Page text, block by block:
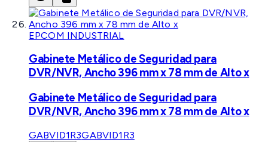
EPCOM INDUSTRIAL
Gabinete Metálico de Seguridad para
DVR/NVR, Ancho 396 mm x 78 mm de Alto x
Gabinete Metálico de Seguridad para
DVR/NVR, Ancho 396 mm x 78 mm de Alto x
GABVID1R3GABVID1R3